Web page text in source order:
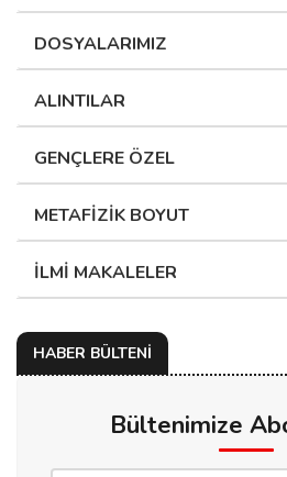
DOSYALARIMIZ
ALINTILAR
GENÇLERE ÖZEL
METAFİZİK BOYUT
İLMİ MAKALELER
HABER BÜLTENİ
Bültenimize